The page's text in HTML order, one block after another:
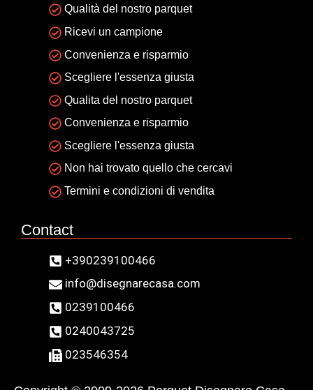
Qualità del nostro parquet
Ricevi un campione
Convenienza e risparmio
Scegliere l'essenza giusta
Qualita del nostro parquet
Convenienza e risparmio
Scegliere l'essenza giusta
Non hai trovato quello che cercavi
Termini e condizioni di vendita
Contact
+390239100466
info@disegnarecasa.com
0239100466
0240043725
023546354